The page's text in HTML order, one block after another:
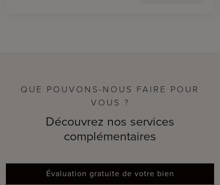
QUE POUVONS-NOUS FAIRE POUR
VOUS ?
Découvrez nos services
complémentaires
Évaluation gratuite de votre bien